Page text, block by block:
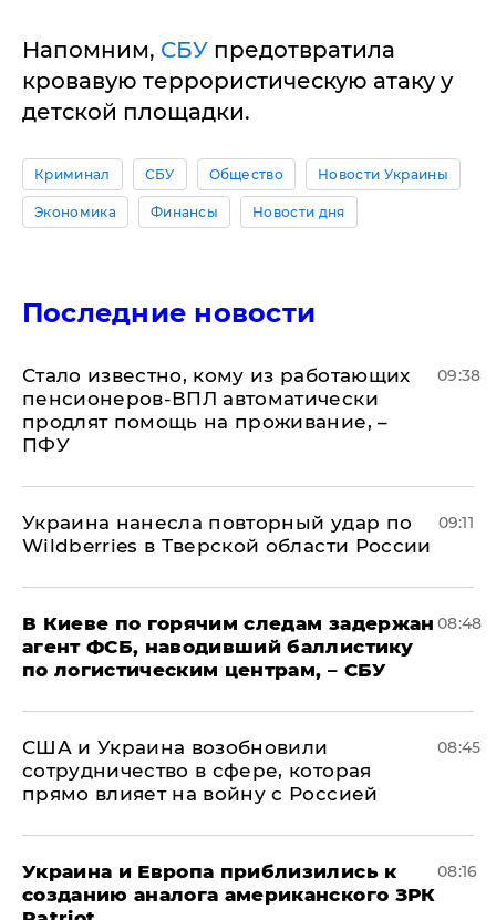
Напомним, СБУ предотвратила
кровавую террористическую атаку у
детской площадки.
Криминал СБУ Общество Новости Украины
Экономика Финансы Новости дня
Последние новости
Стало известно, кому из работающих
пенсионеров-ВПЛ автоматически
продлят помощь на проживание, –
ПФУ
09:38
Украина нанесла повторный удар по
Wildberries в Тверской области России
09:11
В Киеве по горячим следам задержан
агент ФСБ, наводивший баллистику
по логистическим центрам, – СБУ
08:48
США и Украина возобновили
сотрудничество в сфере, которая
прямо влияет на войну с Россией
08:45
Украина и Европа приблизились к
созданию аналога американского ЗРК
08:16